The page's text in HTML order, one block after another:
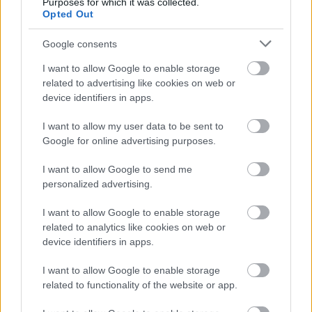
Opted Out
Google consents
I want to allow Google to enable storage
related to advertising like cookies on web or
device identifiers in apps.
I want to allow my user data to be sent to
Google for online advertising purposes.
I want to allow Google to send me
personalized advertising.
I want to allow Google to enable storage
related to analytics like cookies on web or
device identifiers in apps.
I want to allow Google to enable storage
related to functionality of the website or app.
A legjobb dokumentumfilm díját
az Apám lánya
című film kapja, rendező:
Podhradská Lea.
A legjobb kisjátékfilm díját
című film kapja, rendező:
A legjobb női epizódalakítás díját Waskovics
nyújtott alakításáért.
női főszereplő díját Borbély Alexandra
kapja az Emma és a halálfejes lepke
filmben nyújtott alakításáért.